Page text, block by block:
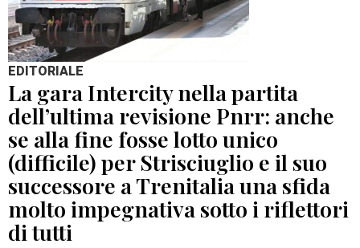
EDITORIALE
La gara Intercity nella partita
dell’ultima revisione Pnrr: anche
se alla fine fosse lotto unico
(difficile) per Strisciuglio e il suo
successore a Trenitalia una sfida
molto impegnativa sotto i riflettori
di tutti